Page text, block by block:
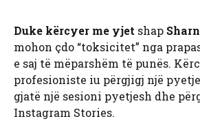
Duke kërcyer me yjet shap
mohon çdo “toksicitet” nga
e saj të mëparshëm të punës.
profesioniste iu përgjigj një
gjatë një sesioni pyetjesh dhe
Instagram Stories.